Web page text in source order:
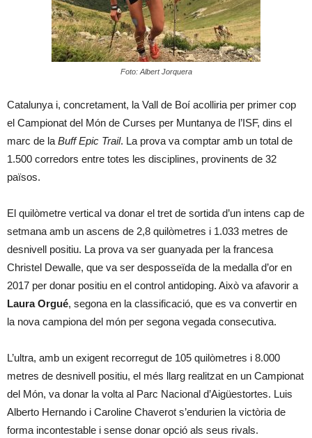
Foto: Albert Jorquera
Catalunya i, concretament, la Vall de Boí acolliria per primer cop
el Campionat del Món de Curses per Muntanya de l’ISF, dins el
marc de la Buff Epic Trail. La prova va comptar amb un total de
1.500 corredors entre totes les disciplines, provinents de 32
països.
El quilòmetre vertical va donar el tret de sortida d’un intens cap de
setmana amb un ascens de 2,8 quilòmetres i 1.033 metres de
desnivell positiu. La prova va ser guanyada per la francesa
Christel Dewalle, que va ser desposseïda de la medalla d’or en
2017 per donar positiu en el control antidoping. Això va afavorir a
Laura Orgué, segona en la classificació, que es va convertir en
la nova campiona del món per segona vegada consecutiva.
L’ultra, amb un exigent recorregut de 105 quilòmetres i 8.000
metres de desnivell positiu, el més llarg realitzat en un Campionat
del Món, va donar la volta al Parc Nacional d’Aigüestortes. Luis
Alberto Hernando i Caroline Chaverot s’endurien la victòria de
forma incontestable i sense donar opció als seus rivals.